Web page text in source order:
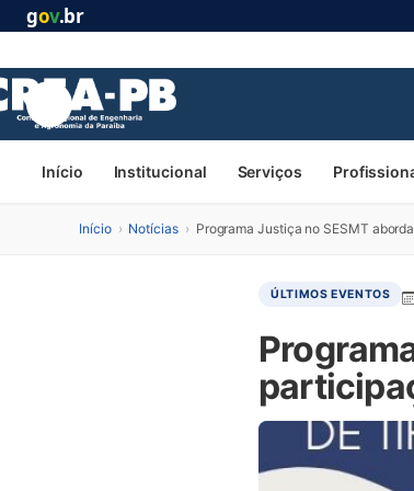
gov.br
Início Institucional Serviços
Início › Notícias › Programa Justiça no SESMT
ÚLTIMOS EVENTOS